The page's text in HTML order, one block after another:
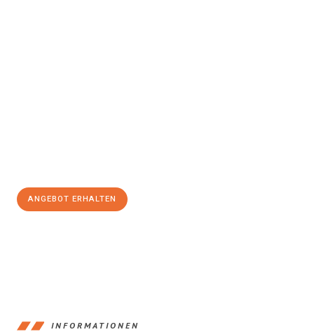
ANGEBOT ERHALTEN
INFORMATIONEN